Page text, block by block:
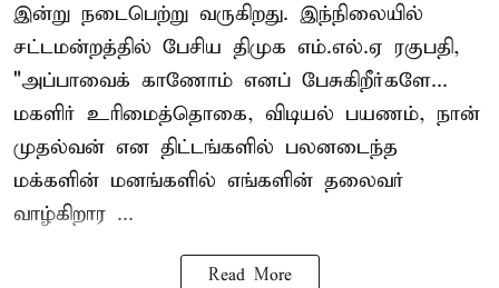
இன்று நடைபெற்று வருகிறது. இந்நிலையில்
சட்டமன்றத்தில் பேசிய திமுக எம்.எல்.ஏ ரகுபதி,
"அப்பாவைக் காணோம் எனப் பேசுகிறீர்களே...
மகளிர் உரிமைத்தொகை, விடியல் பயணம், நான்
முதல்வன் என திட்டங்களில் பலனடைந்த
மக்களின் மனங்களில் எங்களின் தலைவர்
வாழ்கிறார ...
Read More